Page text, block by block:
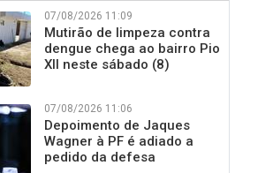
07/08/2026 11:09
Mutirão de limpeza contra
dengue chega ao bairro Pio
XII neste sábado (8)
07/08/2026 11:06
Depoimento de Jaques
Wagner à PF é adiado a
pedido da defesa